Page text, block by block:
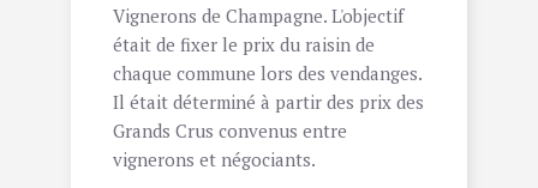
Vignerons de Champagne. L'objectif
était de fixer le prix du raisin de
chaque commune lors des vendanges.
Il était déterminé à partir des prix des
Grands Crus convenus entre
vignerons et négociants.